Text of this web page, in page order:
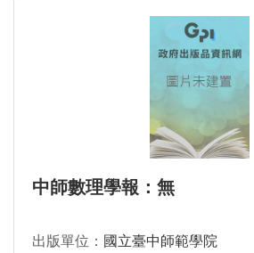
中師數理學報：無
出版單位： 國立臺中師範學院